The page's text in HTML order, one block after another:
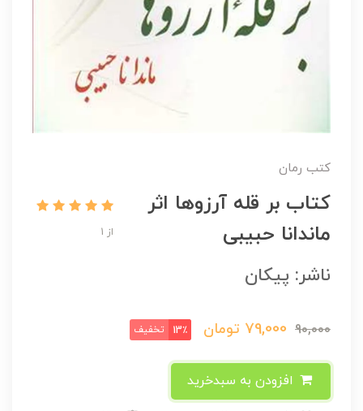
کتب رمان
کتاب بر قله آرزوها اثر
ماندانا حبیبی
از 1
ناشر: پیکان
90,000
79,000 تومان 13٪ تخفیف